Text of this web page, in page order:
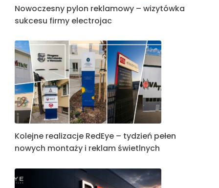
Nowoczesny pylon reklamowy – wizytówka
sukcesu firmy electrojac
Kolejne realizacje RedEye – tydzień pełen
nowych montaży i reklam świetlnych